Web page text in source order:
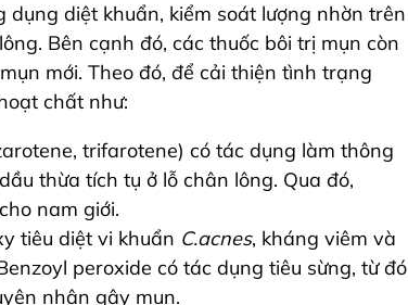
diệt khuẩn, kiểm soát lượng nhờn trên
Bên cạnh đó, các thuốc bôi trị mụn còn
mới. Theo đó, để cải thiện tình trạng
chất như:
trifarotene) có tác dụng làm thông
thừa tích tụ ở lỗ chân lông. Qua đó,
nam giới.
tiêu diệt vi khuẩn C.acnes, kháng viêm và
peroxide có tác dụng tiêu sừng, từ đó
nhân gây mụn.